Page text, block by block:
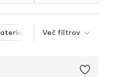
Paket
Več filtrov